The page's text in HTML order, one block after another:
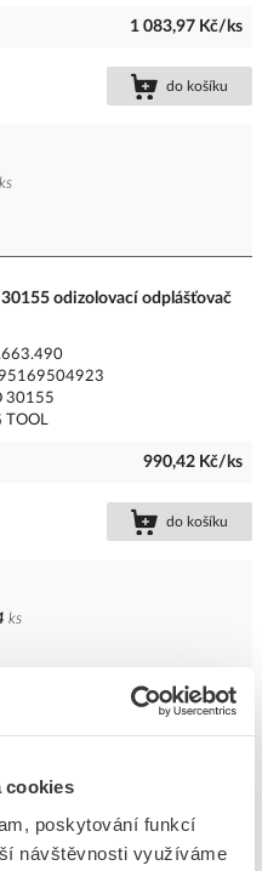
cookies
poskytování funkcí
návštěvnosti využíváme
1 083,97 Kč/ks
do košíku
ks
odizolovací odplášťovač
30155
TOOL
990,42 Kč/ks
do košíku
ks
odizolovací odplášťovač
30900
TOOL